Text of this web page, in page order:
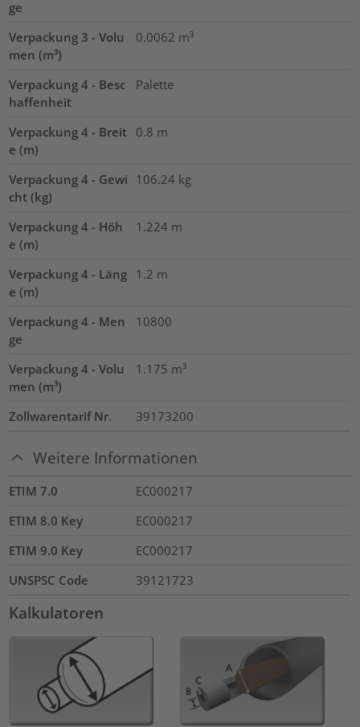
ge
Verpackung 3 - Volu
men (m³)
0.0062 m³
Verpackung 4 - Besc
haffenheit
Palette
Verpackung 4 - Breit
e (m)
0.8 m
Verpackung 4 - Gewi
cht (kg)
106.24 kg
Verpackung 4 - Höh
e (m)
1.224 m
Verpackung 4 - Läng
e (m)
1.2 m
Verpackung 4 - Men
ge
10800
Verpackung 4 - Volu
men (m³)
1.175 m³
Zollwarentarif Nr. 39173200
Weitere Informationen
ETIM 7.0
EC000217
ETIM 8.0 Key
EC000217
ETIM 9.0 Key
EC000217
UNSPSC Code
39121723
Kalkulatoren